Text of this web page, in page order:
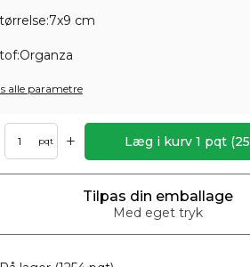
7x9 cm
Organza
alle parametre
pqt + Læg i kurv1 pqt (25
Tilpas din emballage
Med eget tryk